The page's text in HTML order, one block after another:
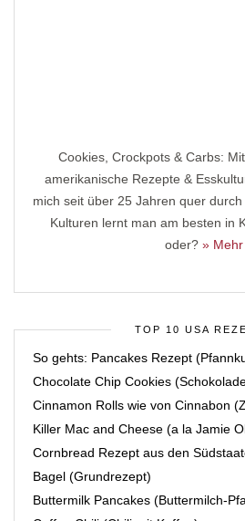
Cookies, Crockpots & Carbs:
amerikanische Rezepte &
mich seit über 25 Jahren quer
Kulturen lernt man am besten in
oder? » Mehr
TOP 10 USA
So gehts: Pancakes Rezept
Chocolate Chip Cookies
Cinnamon Rolls wie von Cinnabon
Killer Mac and Cheese (a la Jamie
Cornbread Rezept aus den
Bagel (Grundrezept)
Buttermilk Pancakes (Buttermilch-